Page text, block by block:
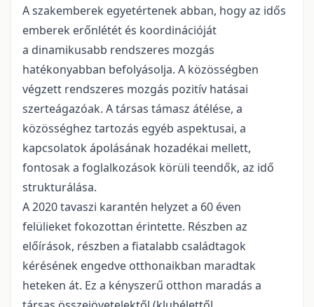
A szakemberek egyetértenek abban, hogy az idős
emberek erőnlétét és koordinációját
a dinamikusabb rendszeres mozgás
hatékonyabban befolyásolja. A közösségben
végzett rendszeres mozgás pozitív hatásai
szerteágazóak. A társas támasz átélése, a
közösséghez tartozás egyéb aspektusai, a
kapcsolatok ápolásának hozadékai mellett,
fontosak a foglalkozások körüli teendők, az idő
strukturálása.
A 2020 tavaszi karantén helyzet a 60 éven
felülieket fokozottan érintette. Részben az
előírások, részben a fiatalabb családtagok
kérésének engedve otthonaikban maradtak
heteken át. Ez a kényszerű otthon maradás a